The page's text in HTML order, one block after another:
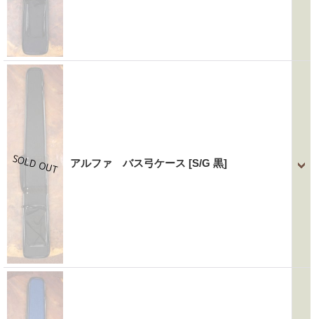
アルファ バス弓ケース [S/G 黒]